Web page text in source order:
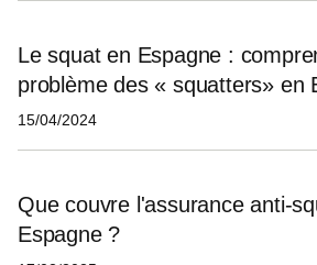
Le squat en Espagne :
problème des « squatters» en
15/04/2024
Que couvre l'assurance anti-
Espagne ?